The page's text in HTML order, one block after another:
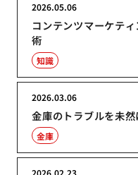
コンテンツマーケテ
術
2026.05.06
知識
金庫のトラブルを未
2026.03.06
金庫
2026.02.23